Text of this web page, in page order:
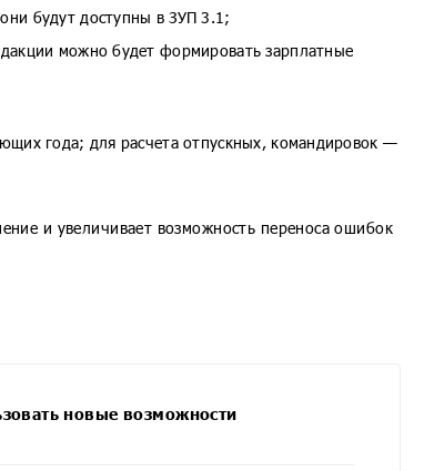
будут доступны в ЗУП 3.1;
можно будет формировать зарплатные
года; для расчета отпускных, командировок —
и увеличивает возможность переноса ошибок
новые возможности